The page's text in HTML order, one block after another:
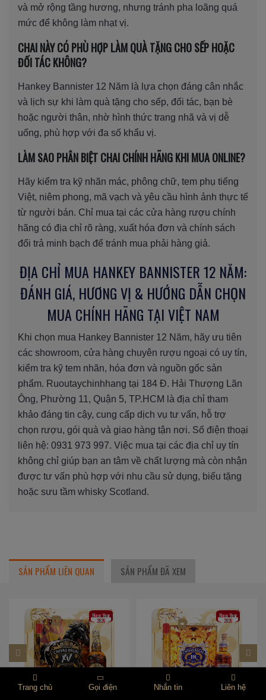
và mở rộng tầng hương, nhưng tránh pha loãng quá
mức để không làm nhạt vị.
CHAI NÀY CÓ PHÙ HỢP LÀM QUÀ TẶNG CHO SẾP HOẶC
ĐỐI TÁC KHÔNG?
Hankey Bannister 12 Năm là lựa chọn đáng cân nhắc
và lịch sự khi làm quà tặng cho sếp, đối tác, bạn bè
hoặc người thân, nhờ hình thức trang nhã và vị dễ
uống, phù hợp với đa số khẩu vị.
LÀM SAO PHÂN BIỆT CHAI CHÍNH HÃNG KHI MUA ONLINE?
Hãy kiểm tra kỹ nhãn mác, phông chữ, tem phụ tiếng
Việt, niêm phong, mã vạch và yêu cầu hình ảnh thực tế
từ người bán. Chỉ mua tại các cửa hàng rượu chính
hãng có địa chỉ rõ ràng, xuất hóa đơn và chính sách
đổi trả minh bạch để tránh mua phải hàng giả.
ĐỊA CHỈ MUA HANKEY BANNISTER 12 NĂM:
ĐÁNH GIÁ, HƯƠNG VỊ & HƯỚNG DẪN CHỌN
MUA CHÍNH HÃNG TẠI VIỆT NAM
Khi chọn mua Hankey Bannister 12 Năm, hãy ưu tiên
các showroom, cửa hàng chuyên rượu ngoại có uy tín,
kiểm tra kỹ tem nhãn, hóa đơn và nguồn gốc sản
phẩm. Ruoutaychinhhang tại 184 Đ. Hải Thượng Lãn
Ông, Phường 11, Quận 5, TP.HCM là địa chỉ tham
khảo đáng tin cậy, cung cấp dịch vụ tư vấn, hỗ trợ
chọn rượu, gói quà và giao hàng tận nơi. Số điện thoại
liên hệ: 0931 973 997. Việc mua tại các địa chỉ uy tín
không chỉ giúp bạn an tâm về chất lượng mà còn nhận
được tư vấn phù hợp với nhu cầu sử dụng, biếu tặng
hoặc sưu tầm whisky Scotland.
SẢN PHẨM LIÊN QUAN SẢN PHẨM ĐÃ XEM
New Year
2026
New Year
2026
Trang chủ Gọi điện Nhắn tin Liên hệ